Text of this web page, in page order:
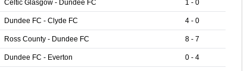
Celtic Glasgow - Dundee FC 1 - 0
Dundee FC - Clyde FC 4 - 0
Ross County - Dundee FC 8 - 7
Dundee FC - Everton 0 - 4